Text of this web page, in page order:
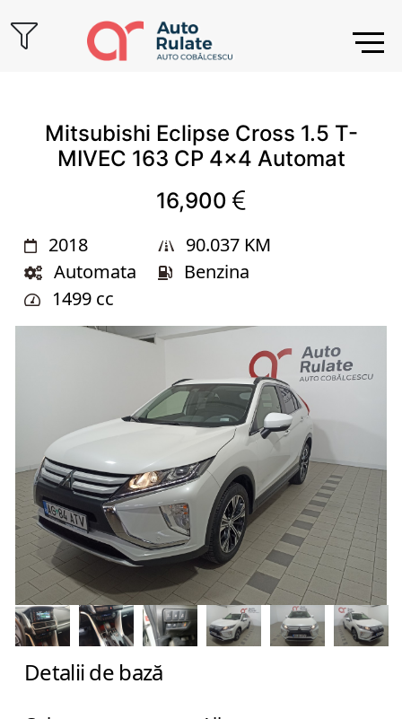
Cauta
Kilometraj
An
fabricatie
Combustibil
Mitsubishi Eclipse Cross 1.5 T-
MIVEC 163 CP 4x4 Automat
16,900
2018
90.037 KM
Automata
Benzina
1499 cc
Detalii de bază